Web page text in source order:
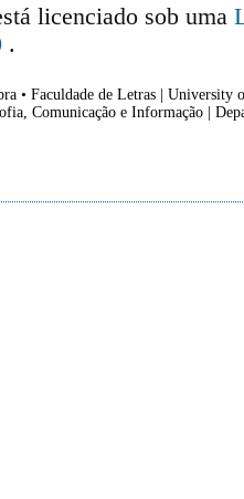
licenciado sob uma
.
• Faculdade de Letras |
Comunicação e Informação |